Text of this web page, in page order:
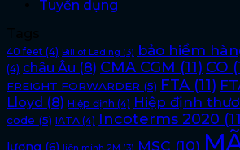
Tuyển dụng
40 feet (4) Bill of Lading (3) bảo hiểm
(4) châu Âu (8) CMA CGM (11) CO
FREIGHT FORWARDER (5) FTA (11)
Lloyd (8) Hiệp định (4) Hiệp định
code (5) IATA (4) Incoterms 2020
lượng (6) MSC (10)